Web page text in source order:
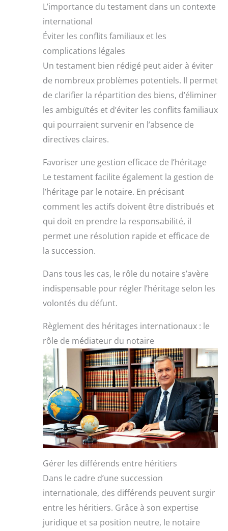
L’importance du testament dans un contexte
international
Éviter les conflits familiaux et les
complications légales
Un testament bien rédigé peut aider à éviter
de nombreux problèmes potentiels. Il permet
de clarifier la répartition des biens, d’éliminer
les ambiguïtés et d’éviter les conflits familiaux
qui pourraient survenir en l’absence de
directives claires.
Favoriser une gestion efficace de l’héritage
Le testament facilite également la gestion de
l’héritage par le notaire. En précisant
comment les actifs doivent être distribués et
qui doit en prendre la responsabilité, il
permet une résolution rapide et efficace de
la succession.
Dans tous les cas, le rôle du notaire s’avère
indispensable pour régler l’héritage selon les
volontés du défunt.
Règlement des héritages internationaux : le
rôle de médiateur du notaire
Gérer les différends entre héritiers
Dans le cadre d’une succession
internationale, des différends peuvent surgir
entre les héritiers. Grâce à son expertise
juridique et sa position neutre, le notaire